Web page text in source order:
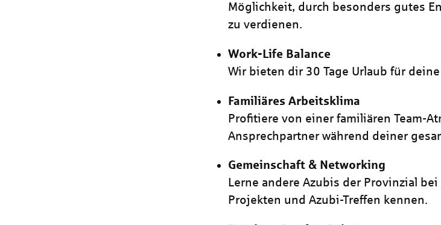
Möglichkeit, durch besonders gutes
zu verdienen.
Work-Life Balance
Wir bieten dir 30 Tage Urlaub für
Familiäres Arbeitsklima
Profitiere von einer familiären Team-
Ansprechpartner während deiner
Gemeinschaft & Networking
Lerne andere Azubis der Provinzial
Projekten und Azubi-Treffen kennen.